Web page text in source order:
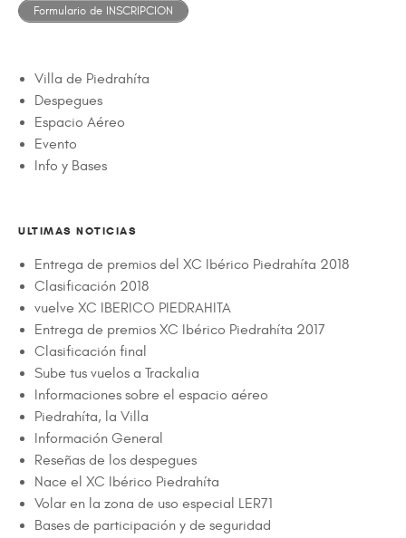
Formulario de INSCRIPCION
Villa de Piedrahíta
Despegues
Espacio Aéreo
Evento
Info y Bases
ULTIMAS NOTICIAS
Entrega de premios del XC Ibérico Piedrahíta 2018
Clasificación 2018
vuelve XC IBERICO PIEDRAHITA
Entrega de premios XC Ibérico Piedrahíta 2017
Clasificación final
Sube tus vuelos a Trackalia
Informaciones sobre el espacio aéreo
Piedrahíta, la Villa
Información General
Reseñas de los despegues
Nace el XC Ibérico Piedrahíta
Volar en la zona de uso especial LER71
Bases de participación y de seguridad